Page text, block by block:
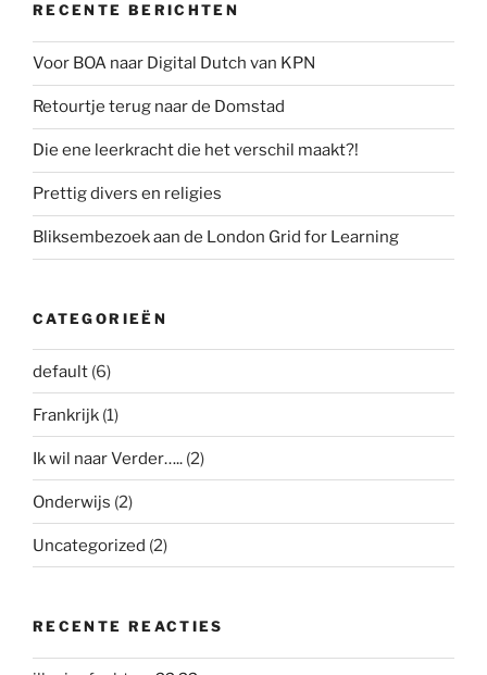
RECENTE BERICHTEN
Voor BOA naar Digital Dutch van KPN
Retourtje terug naar de Domstad
Die ene leerkracht die het verschil maakt?!
Prettig divers en religies
Bliksembezoek aan de London Grid for Learning
CATEGORIEËN
default (6)
Frankrijk (1)
Ik wil naar Verder….. (2)
Onderwijs (2)
Uncategorized (2)
RECENTE REACTIES